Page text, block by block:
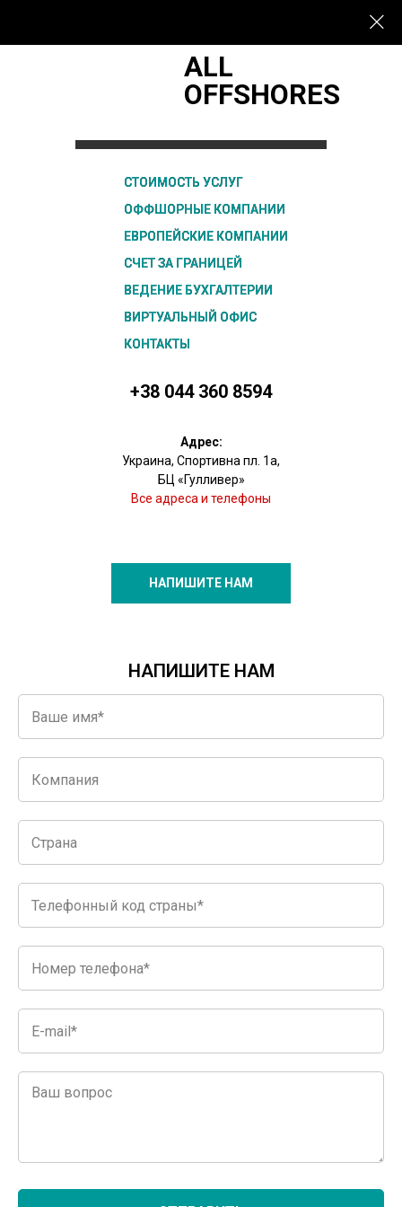
ALL
OFFSHORES
НАПИШИТЕ НАМ
+38 044 360 8594
Адрес:
Украина, Спортивна пл. 1а,
БЦ «Гулливер»
Все адреса и телефоны
СТОИМОСТЬ УСЛУГ
ОФФШОРНЫЕ КОМПАНИИ
ЕВРОПЕЙСКИЕ КОМПАНИИ
СЧЕТ ЗА ГРАНИЦЕЙ
ВЕДЕНИЕ БУХГАЛТЕРИИ
ОФФШОРНЫЕ КОМПАНИИ
ЕВРОПЕЙСКИЕ КОМПАНИИ
СЧЕТ ЗА ГРАНИЦЕЙ
ВЕДЕНИЕ БУХГАЛТЕРИИ
ВИРТУАЛЬНЫЙ ОФИС
СТОИМОСТЬ УСЛУГ
ВИРТУАЛЬНЫЙ ОФИС
КОНТАКТЫ
КОНТАКТЫ
НАПИШИТЕ НАМ